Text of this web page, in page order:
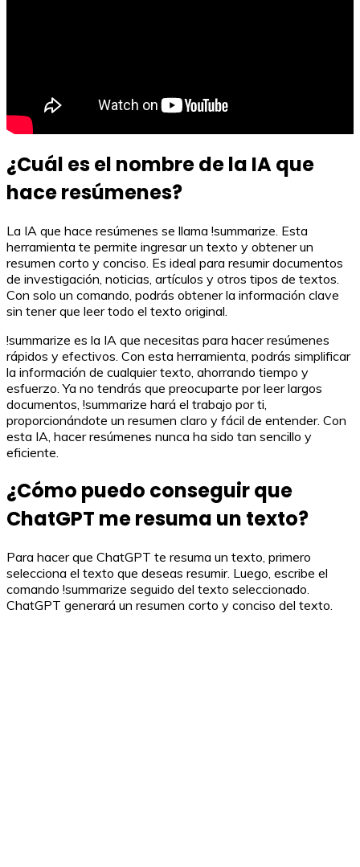
¿Cuál es el nombre de la IA que
hace resúmenes?
La IA que hace resúmenes se llama !summarize. Esta
herramienta te permite ingresar un texto y obtener un
resumen corto y conciso. Es ideal para resumir documentos
de investigación, noticias, artículos y otros tipos de textos.
Con solo un comando, podrás obtener la información clave
sin tener que leer todo el texto original.
!summarize es la IA que necesitas para hacer resúmenes
rápidos y efectivos. Con esta herramienta, podrás simplificar
la información de cualquier texto, ahorrando tiempo y
esfuerzo. Ya no tendrás que preocuparte por leer largos
documentos, !summarize hará el trabajo por ti,
proporcionándote un resumen claro y fácil de entender. Con
esta IA, hacer resúmenes nunca ha sido tan sencillo y
eficiente.
¿Cómo puedo conseguir que
ChatGPT me resuma un texto?
Para hacer que ChatGPT te resuma un texto, primero
selecciona el texto que deseas resumir. Luego, escribe el
comando !summarize seguido del texto seleccionado.
ChatGPT generará un resumen corto y conciso del texto.